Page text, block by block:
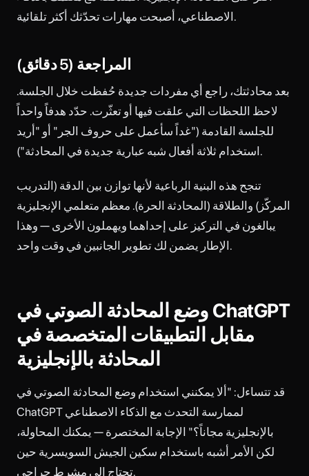
الاصطناعي، أصبحت مهارات تحدّثك أكثر تلقائية.
المراجعة (5 دقائق)
بعد محادثتك، راجع أي مفردات جديدة حُفظت خلال الجلسة.
لاحظ اللحظات التي علقت فيها أو تعثّرت. حدّد هدفاً واحداً
للجلسة القادمة ("غداً سأعمل على حروف الجر" أو "أريد
استخدام ثلاثة أفعال شبه عبارية جديدة في المحادثة").
تنجح هذه البنية الرباعية لأنها توازن بين الدقة (التدريب
المركّز) والطلاقة (المحادثة الحرة). معظم متعلمي الإنجليزية
يبالغون في التركيز على إحداهما ويهملون الأخرى — وهذا
الإطار يضمن لك تطوير الجانبين في وقت واحد.
وضع المحادثة الصوتي في ChatGPT
مقابل التطبيقات المتخصصة في
المحادثة بالإنجليزية
قد تتساءل: "ألا يمكنني استخدام وضع المحادثة الصوتي في
ChatGPT لممارسة التحدث مع الذكاء الاصطناعي
بالإنجليزية مجاناً؟" الإجابة المختصرة — يمكنك المحاولة،
لكن الأمر أشبه باستخدام سكين الجيش السويسرية حين
تحتاج إلى مشرط جراحي.